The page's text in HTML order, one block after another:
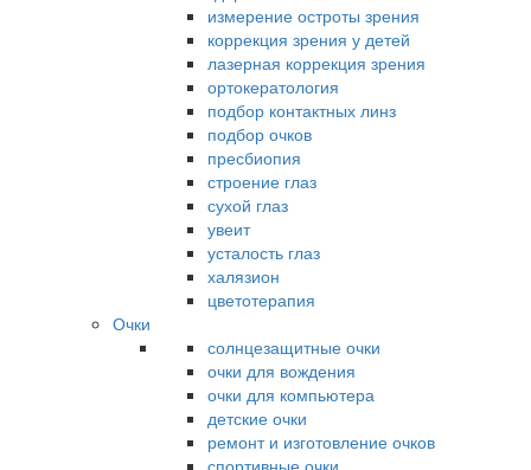
измерение остроты зрения
коррекция зрения у детей
лазерная коррекция зрения
ортокератология
подбор контактных линз
подбор очков
пресбиопия
строение глаз
сухой глаз
увеит
усталость глаз
халязион
цветотерапия
Очки
солнцезащитные очки
очки для вождения
очки для компьютера
детские очки
ремонт и изготовление очков